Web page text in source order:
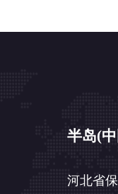
半岛(
河北省